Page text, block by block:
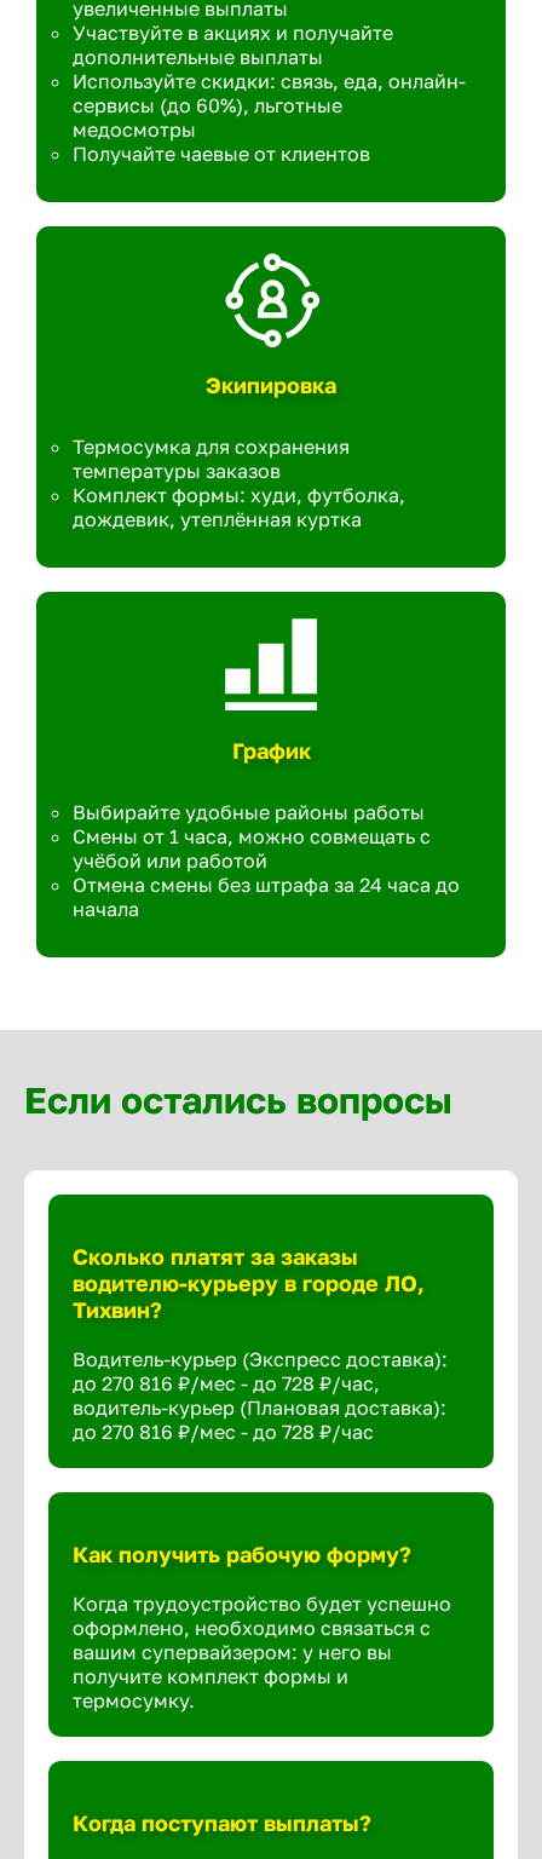
увеличенные выплаты
Участвуйте в акциях и получайте
дополнительные выплаты
Используйте скидки: связь, еда, онлайн-
сервисы (до 60%), льготные
медосмотры
Получайте чаевые от клиентов
Экипировка
Термосумка для сохранения
температуры заказов
Комплект формы: худи, футболка,
дождевик, утеплённая куртка
График
Выбирайте удобные районы работы
Смены от 1 часа, можно совмещать с
учёбой или работой
Отмена смены без штрафа за 24 часа до
начала
Если остались вопросы
Сколько платят за заказы
водителю-курьеру в городе ЛО,
Тихвин?
Водитель-курьер (Экспресс доставка):
до 270 816 ₽/мес - до 728 ₽/час,
водитель-курьер (Плановая доставка):
до 270 816 ₽/мес - до 728 ₽/час
Как получить рабочую форму?
Когда трудоустройство будет успешно
оформлено, необходимо связаться с
вашим супервайзером: у него вы
получите комплект формы и
термосумку.
Когда поступают выплаты?